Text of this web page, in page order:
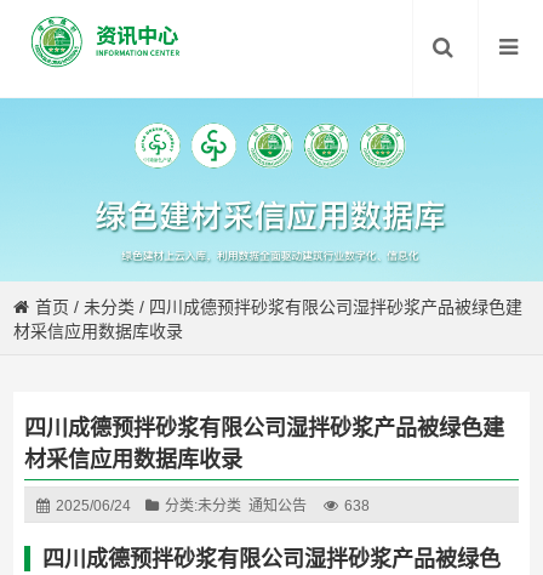
首页 /未分类 / 四川成德预拌砂浆有限公司湿拌砂浆产品被绿色建
材采信应用数据库收录
四川成德预拌砂浆有限公司湿拌砂浆产品被绿色建
材采信应用数据库收录
2025/06/24 分类:未分类 通知公告 638
四川成德预拌砂浆有限公司湿拌砂浆产品被绿色